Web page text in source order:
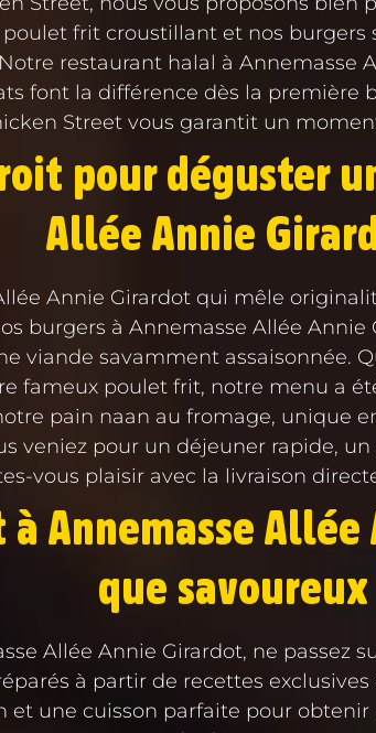
frit croustillant et nos burgers
restaurant halal à Annemasse
font la différence dès la première
Street vous garantit un
pour déguster
Allée Annie
Annie Girardot qui mêle
burgers à Annemasse Allée
viande savamment assaisonnée.
fameux poulet frit, notre menu a
pain naan au fromage, unique
veniez pour un déjeuner rapide,
vous plaisir avec la livraison
Annemasse
que savoureux
Allée Annie Girardot, ne passez
à partir de recettes
et une cuisson parfaite pour